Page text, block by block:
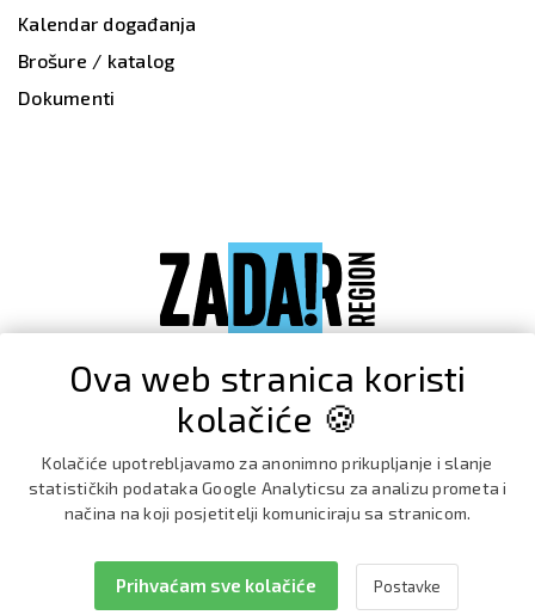
Kalendar događanja
Brošure / katalog
Dokumenti
Ova web stranica koristi
kolačiće 🍪
Kolačiće upotrebljavamo za anonimno prikupljanje i slanje
statističkih podataka Google Analyticsu za analizu prometa i
načina na koji posjetitelji komuniciraju sa stranicom.
Prihvaćam sve kolačiće Postavke